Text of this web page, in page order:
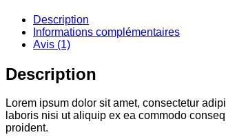
Description
Informations complémentaires
Avis (1)
Description
Lorem ipsum dolor sit amet, consectetur
laboris nisi ut aliquip ex ea commodo
proident.